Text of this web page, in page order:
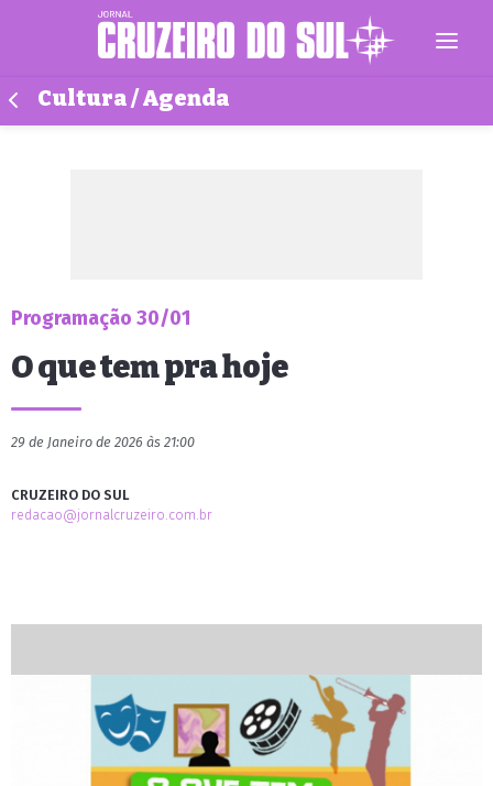
Cultura / Agenda
Programação 30/01
O que tem pra hoje
29 de Janeiro de 2026 às 21:00
CRUZEIRO DO SUL
redacao@jornalcruzeiro.com.br